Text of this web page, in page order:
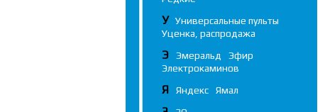
У
Универсальные пульты
Уценка, распродажа
Э Эмеральд
Эфир
Электрокаминов
Я Яндекс Ямал